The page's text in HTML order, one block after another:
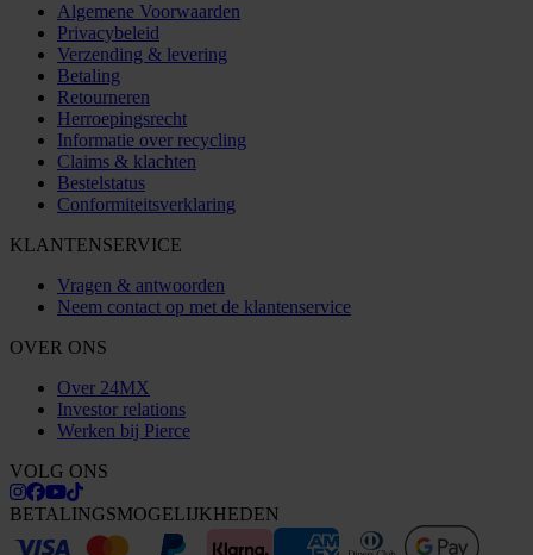
Algemene Voorwaarden
Privacybeleid
Verzending & levering
Betaling
Retourneren
Herroepingsrecht
Informatie over recycling
Claims & klachten
Bestelstatus
Conformiteitsverklaring
KLANTENSERVICE
Vragen & antwoorden
Neem contact op met de klantenservice
OVER ONS
Over 24MX
Investor relations
Werken bij Pierce
VOLG ONS
BETALINGSMOGELIJKHEDEN